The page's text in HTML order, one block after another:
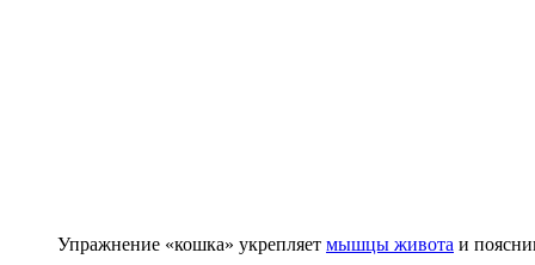
Упражнение «кошка» укрепляет мышцы живота и